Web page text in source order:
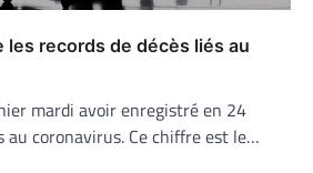
les records de décès liés au
mardi avoir enregistré en 24
au coronavirus. Ce chiffre est le…